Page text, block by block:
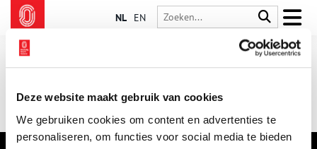
Deze website maakt gebruik van cookies
We gebruiken cookies om content en advertenties te
personaliseren, om functies voor social media te bieden
NL EN